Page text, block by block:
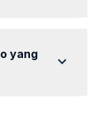
yang
expand_more